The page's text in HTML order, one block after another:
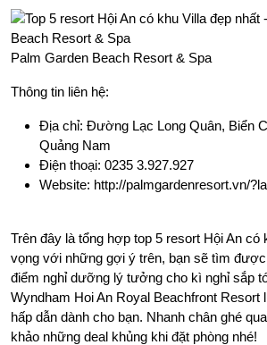
Palm Garden Beach Resort & Spa
Thông tin liên hệ:
Địa chỉ: Đường Lạc Long Quân, Biển
Quảng Nam
Điện thoại: 0235 3.927.927
Website: http://palmgardenresort.vn/
Trên đây là tổng hợp top 5 resort Hội An có
vọng với những gợi ý trên, bạn sẽ tìm
điểm nghỉ dưỡng lý tưởng cho kì nghỉ sắp
Wyndham Hoi An Royal Beachfront Resort
hấp dẫn dành cho bạn. Nhanh chân ghé
khảo những deal khủng khi đặt phòng nhé!